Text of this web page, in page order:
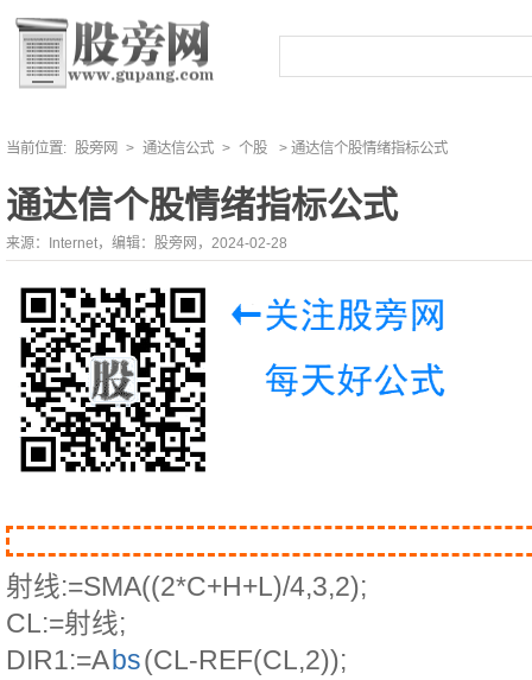
当前位置: 股旁网 > 通达信公式 > 个股 > 通达信个股情绪指标公式
通达信个股情绪指标公式
来源：Internet，编辑：股旁网，2024-02-28
射线:=SMA((2*C+H+L)/4,3,2);
CL:=射线;
DIR1:=Abs(CL-REF(CL,2));